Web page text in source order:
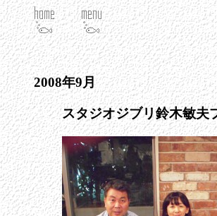
2008年9月
スタジオジブリ鈴木敏夫